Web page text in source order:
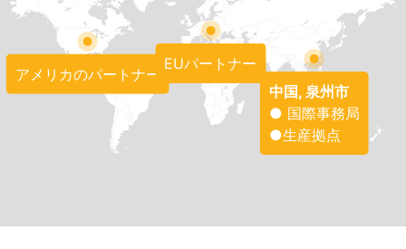
中国, 泉州市
● 国際事務局
●生産拠点
アメリカのパートナー
EUパートナー